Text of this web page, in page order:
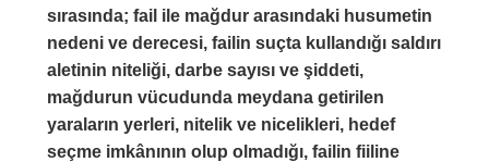
sırasında; fail ile mağdur arasındaki husumetin
nedeni ve derecesi, failin suçta kullandığı saldırı
aletinin niteliği, darbe sayısı ve şiddeti,
mağdurun vücudunda meydana getirilen
yaraların yerleri, nitelik ve nicelikleri, hedef
seçme imkânının olup olmadığı, failin fiiline